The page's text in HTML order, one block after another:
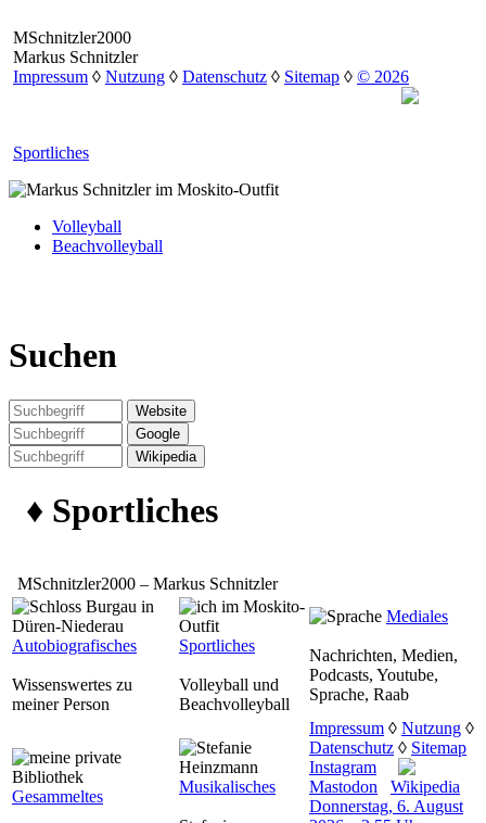
MSchnitzler2000
Markus Schnitzler
Impressum ◊ Nutzung ◊ Datenschutz ◊ Sitemap ◊ © 2026
Sportliches
Volleyball
Beachvolleyball
Suchen
♦ Sportliches
MSchnitzler2000 – Markus Schnitzler
Autobiografisches
Wissenswertes zu
meiner Person
Sportliches
Volleyball und
Beachvolleyball
Mediales
Nachrichten, Medien,
Podcasts, Youtube,
Sprache, Raab
Gesammeltes
Musikalisches
Impressum ◊ Nutzung ◊
Datenschutz ◊ Sitemap
Instagram
Mastodon
Wikipedia
Donnerstag, 6. August